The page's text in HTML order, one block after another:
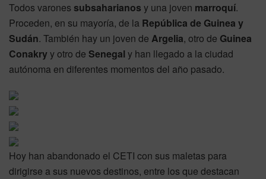
Todos varones subsaharianos y una joven marroquí.
Proceden, en su mayoría, de la República de Guinea y
Sudán. También hay un joven de Argelia, otro de Guinea
Conakryy otro de Senegal y han llegado a la ciudad
autónoma en diferentes momentos del año pasado.
Hoy han abandonado el CETI con sus maletas para
dirigirse a sus nuevos destinos, entre los que destacan